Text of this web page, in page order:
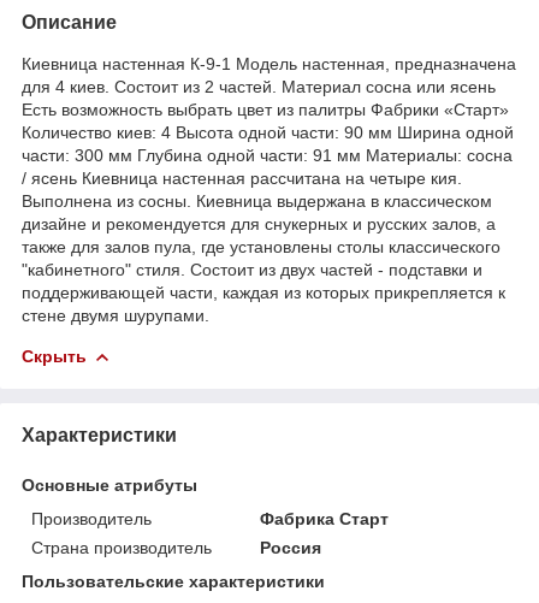
Описание
Киевница настенная К-9-1 Модель настенная, предназначена
для 4 киев. Состоит из 2 частей. Материал сосна или ясень
Есть возможность выбрать цвет из палитры Фабрики «Старт»
Количество киев: 4 Высота одной части: 90 мм Ширина одной
части: 300 мм Глубина одной части: 91 мм Материалы: сосна
/ ясень Киевница настенная рассчитана на четыре кия.
Выполнена из сосны. Киевница выдержана в классическом
дизайне и рекомендуется для снукерных и русских залов, а
также для залов пула, где установлены столы классического
"кабинетного" стиля. Состоит из двух частей - подставки и
поддерживающей части, каждая из которых прикрепляется к
стене двумя шурупами.
Скрыть
Характеристики
Основные атрибуты
Производитель
Фабрика Старт
Страна производитель
Россия
Пользовательские характеристики